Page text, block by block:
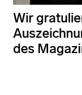
Wir
des